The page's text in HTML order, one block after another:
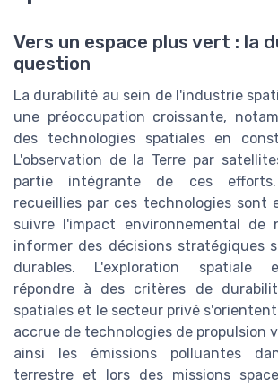
Vers un espace plus vert : la
question
La durabilité au sein de l'industrie
une préoccupation croissante,
des technologies spatiales en
L'observation de la Terre par
partie intégrante de ces
recueillies par ces technologies sont
suivre l'impact environnemental de
informer des décisions stratégiques
durables. L'exploration spatiale
répondre à des critères de
spatiales et le secteur privé
accrue de technologies de propulsion
ainsi les émissions polluantes
terrestre et lors des missions